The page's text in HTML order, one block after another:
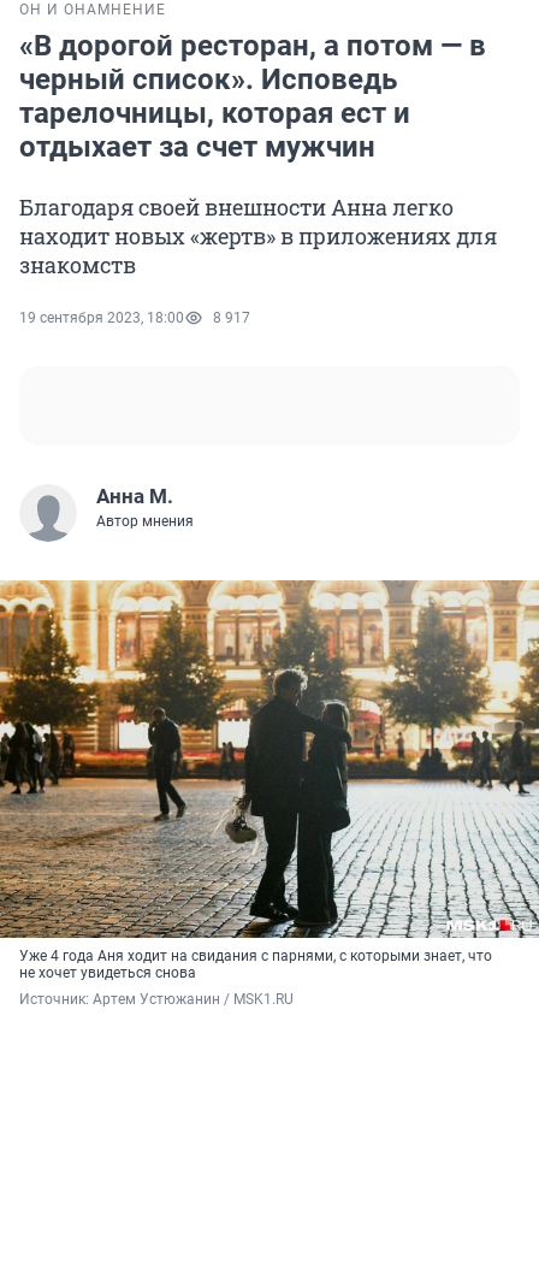
ОН И ОНА МНЕНИЕ
«В дорогой ресторан, а потом — в
черный список». Исповедь
тарелочницы, которая ест и
отдыхает за счет мужчин
Благодаря своей внешности Анна легко
находит новых «жертв» в приложениях для
знакомств
19 сентября 2023, 18:00 8 917
Анна М.
Автор мнения
Уже 4 года Аня ходит на свидания с парнями, с которыми знает, что
не хочет увидеться снова
Источник: Артем Устюжанин / MSK1.RU